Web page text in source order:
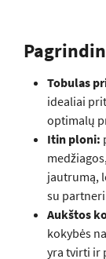
Tobulas
idealiai
optimalų
Itin ploni:
jautrumą,
su
Aukštos
kokybės
yra tvirti ir